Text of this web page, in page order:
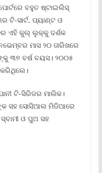
ବହୁତ ଷ୍ଟାଇଲିସ୍‌
ଟି-ସାର୍ଟ, ପ୍ୟାଣ୍ଟ ଓ
ଏହି କୁଲ୍‌ ଲୁକ୍‌କୁ ଦର୍ଶକ
ମାସ ୨୦ ତାରିଖରେ
୩୭ ବର୍ଷ ବୟସ। ୨୦୦୫
ଟି-ସିରିଜର ମାଲିକ।
ସହ ସୋସିଆଲ ମିଡିଆରେ
ଓ ପୁଅ ସହ